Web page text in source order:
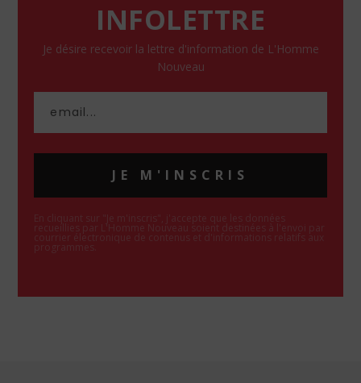
INFOLETTRE
Je désire recevoir la lettre d'information de L'Homme
Nouveau
JE M'INSCRIS
En cliquant sur "Je m'inscris", j'accepte que les données
recueillies par L'Homme Nouveau soient destinées à l'envoi par
courrier électronique de contenus et d'informations relatifs aux
programmes.